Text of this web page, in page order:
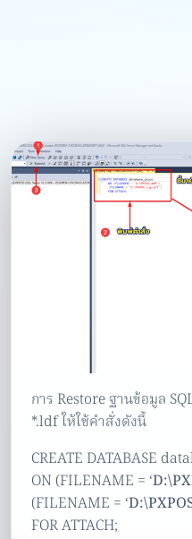
การ Restore ฐานข้อมูล
*.ldf ให้ใช้คำสั่งดังนี้
CREATE DATABASE
ON (FILENAME = ‘
(FILENAME = ‘
FOR ATTACH;